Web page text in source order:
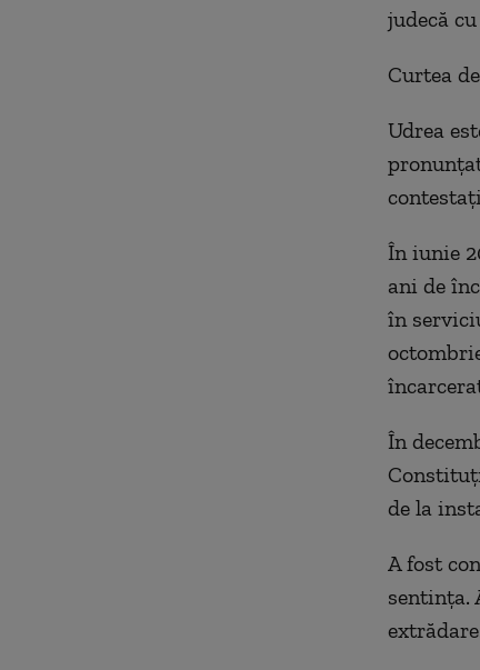
judecă
Curtea
Udrea
În iunie
ani de
în
În
de la
A fost
sentința.